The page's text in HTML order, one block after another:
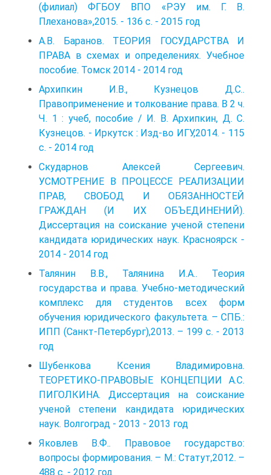
(филиал) ФГБОУ ВПО «РЭУ им. Г. В.
Плеханова»,2015. - 136 с. - 2015 год
А.В. Баранов. ТЕОРИЯ ГОСУДАРСТВА И
ПРАВА в схемах и определениях. Учебное
пособие. Томск 2014 - 2014 год
Архипкин И.В., Кузнецов Д.С..
Правоприменение и толкование права. В 2 ч.
Ч. 1 : учеб, пособие / И. В. Архипкин, Д. С.
Кузнецов. - Ир­кутск : Изд-во ИГУ,2014. - 115
с. - 2014 год
Скударнов Алексей Сергеевич.
УСМОТРЕНИЕ В ПРОЦЕССЕ РЕАЛИЗАЦИИ
ПРАВ, СВОБОД И ОБЯЗАННОСТЕЙ
ГРАЖДАН (И ИХ ОБЪЕДИНЕНИЙ).
Диссертация на соискание ученой степени
кандидата юридических наук. Красноярск -
2014 - 2014 год
Талянин В.В., Талянина И.А.. Теория
государства и права. Учебно-методический
комплекс для студентов всех форм
обучения юридического факультета. – СПБ.:
ИПП (Санкт-Петербург),2013. – 199 с. - 2013
год
Шубенкова Ксения Владимировна.
ТЕОРЕТИКО-ПРАВОВЫЕ КОНЦЕПЦИИ А.С.
ПИГОЛКИНА. Диссертация на соискание
ученой степени кандидата юридических
наук. Волгоград - 2013 - 2013 год
Яковлев В.Ф.. Правовое государство:
вопросы формирования. – М.: Статут,2012. –
488 с. - 2012 год